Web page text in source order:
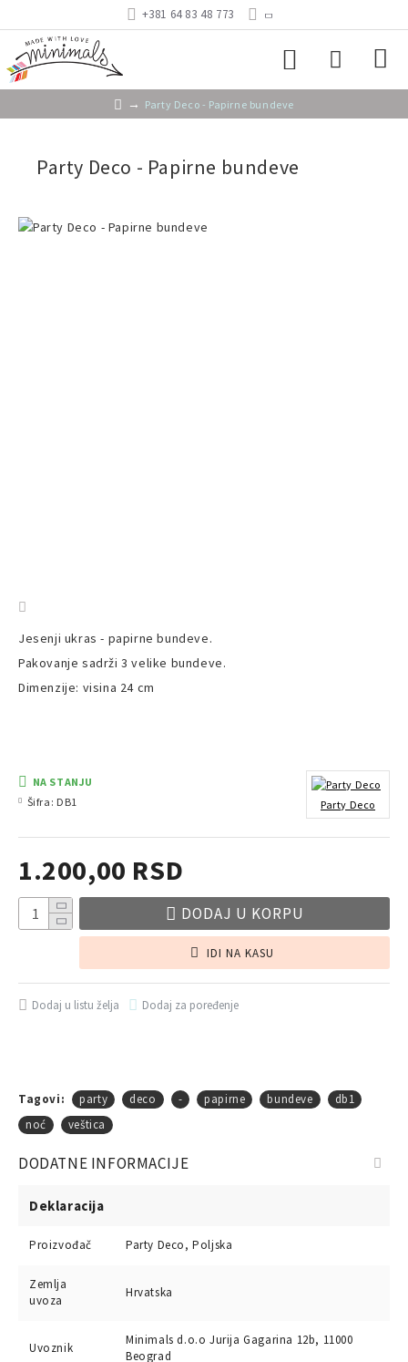
+381 64 83 48 773
Party Deco - Papirne bundeve
Party Deco - Papirne bundeve
Jesenji ukras - papirne bundeve.
Pakovanje sadrži 3 velike bundeve.
Dimenzije: visina 24 cm
1.200,00 RSD
NA STANJU
Šifra: DB1 Party Deco
DODAJ U KORPU
IDI NA KASU
Dodaj u listu želja Dodaj za poređenje
Tagovi: party deco - papirne bundeve
db1
noć
veštica
DODATNE INFORMACIJE
Deklaracija
Proizvođač Party Deco, Poljska
Zemlja
uvoza
Hrvatska
Uvoznik
Minimals d.o.o Jurija Gagarina 12b, 11000
Beograd